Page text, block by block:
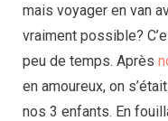
mais voyager en van
vraiment possible?
peu de temps. Après
en amoureux, on
nos 3 enfants. En